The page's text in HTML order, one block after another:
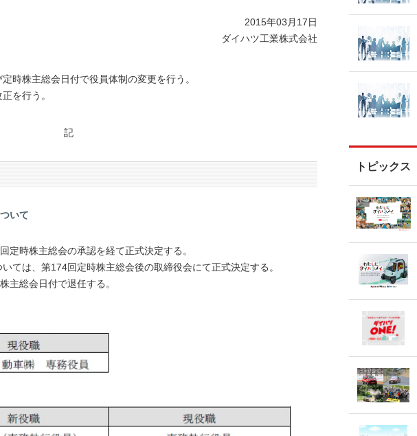
2015年03月17日
ダイハツ工業株式会社
時株主総会日付で役員体制の変更を行う。
を行う。
記
いて
定時株主総会の承認を経て正式決定する。
ては、第174回定時株主総会後の取締役会にて正式決定する。
主総会日付で退任する。
トピックス